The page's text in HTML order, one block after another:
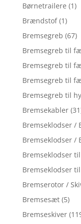
Børnetrailere (1)
Brændstof (1)
Bremsegreb (67)
Bremsegreb til
Bremsegreb til
Bremsegreb til
Bremsegreb til
Bremsekabler
Bremseklodser /
Bremseklodser /
Bremseklodser
Bremseklodser
Bremserotor /
Bremsesæt (5)
Bremseskiver